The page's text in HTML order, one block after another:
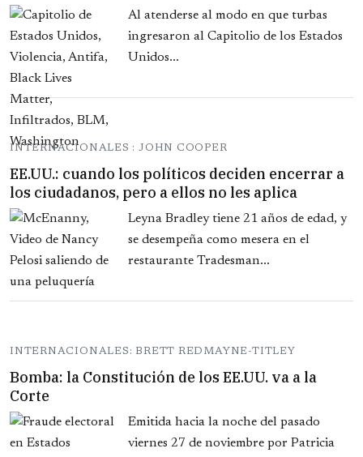
Al atenderse al modo en que turbas
ingresaron al Capitolio de los Estados
Unidos...
INTERNACIONALES : JOHN COOPER
EE.UU.: cuando los políticos deciden encerrar a
los ciudadanos, pero a ellos no les aplica
Leyna Bradley tiene 21 años de edad, y
se desempeña como mesera en el
restaurante Tradesman...
INTERNACIONALES: BRETT REDMAYNE-TITLEY
Bomba: la Constitución de los EE.UU. va a la
Corte
Emitida hacia la noche del pasado
viernes 27 de noviembre por Patricia